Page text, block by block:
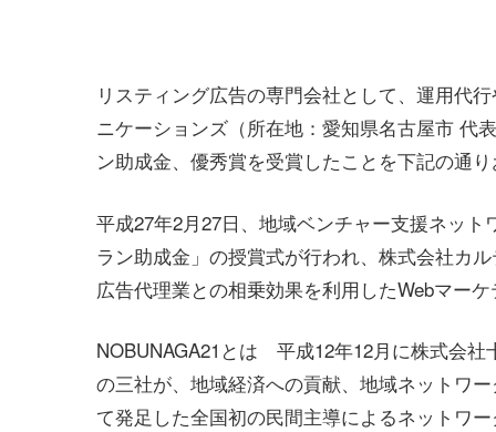
リスティング広告の専門会社として、運用代
ニケーションズ（所在地：愛知県名古屋市 代
ン助成金、優秀賞を受賞したことを下記の通
平成27年2月27日、地域ベンチャー支援ネッ
ラン助成金」の授賞式が行われ、株式会社カ
広告代理業との相乗効果を利用したWebマー
NOBUNAGA21とは 平成12年12月に株式会
の三社が、地域経済への貢献、地域ネットワ
て発足した全国初の民間主導によるネットワ